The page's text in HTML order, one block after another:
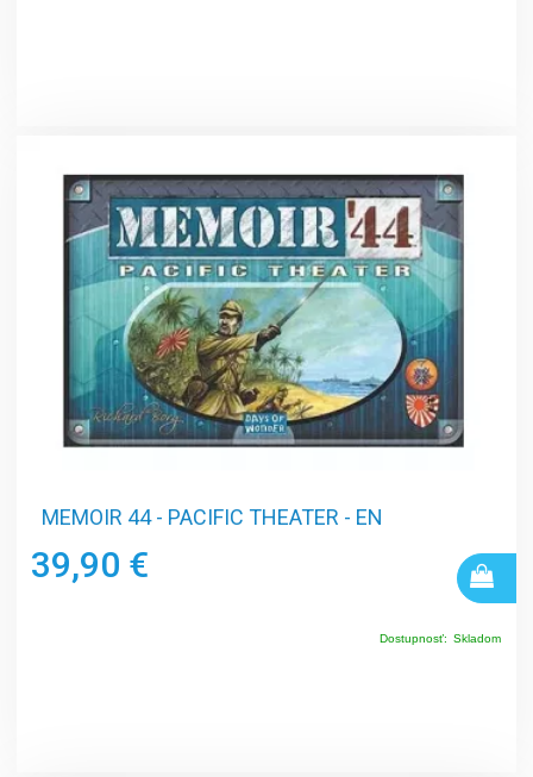
MEMOIR 44 - PACIFIC THEATER - EN
39,90 €
Dostupnosť: Skladom